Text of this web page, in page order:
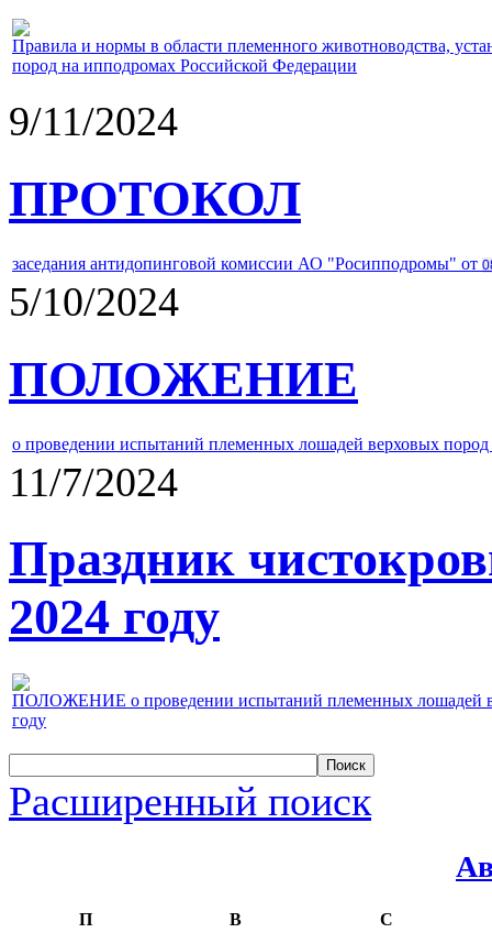
Правила и нормы в области племенного животноводства,
пород на ипподромах Российской Федерации
9/11/2024
ПРОТОКОЛ
заседания антидопинговой комиссии АО "Росипподромы" от
5/10/2024
ПОЛОЖЕНИЕ
о проведении испытаний племенных лошадей верховых
11/7/2024
Праздник
2024 году
ПОЛОЖЕНИЕ о проведении испытаний племенных лошадей
году
Расширенный поиск
П В С